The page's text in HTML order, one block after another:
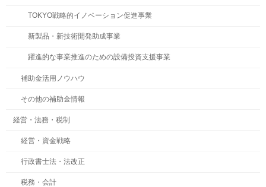
TOKYO戦略的イノベーション促進事業
新製品・新技術開発助成事業
躍進的な事業推進のための設備投資支援事業
補助金活用ノウハウ
その他の補助金情報
経営・法務・税制
経営・資金戦略
行政書士法・法改正
税務・会計